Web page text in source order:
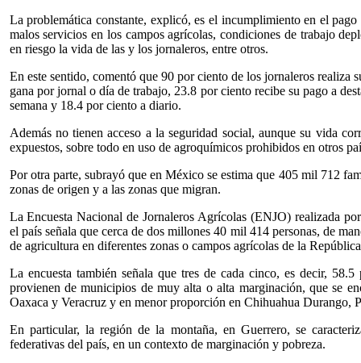
La problemática constante, explicó, es el incumplimiento en el
malos servicios en los campos agrícolas, condiciones de trabajo
en riesgo la vida de las y los jornaleros, entre otros.
En este sentido, comentó que 90 por ciento de los jornaleros
gana por jornal o día de trabajo, 23.8 por ciento recibe su pago a
semana y 18.4 por ciento a diario.
Además no tienen acceso a la seguridad social, aunque su vida
expuestos, sobre todo en uso de agroquímicos prohibidos en otros
Por otra parte, subrayó que en México se estima que 405 mil 712
zonas de origen y a las zonas que migran.
La Encuesta Nacional de Jornaleros Agrícolas (ENJO) realizada
el país señala que cerca de dos millones 40 mil 414 personas, de
de agricultura en diferentes zonas o campos agrícolas de la
La encuesta también señala que tres de cada cinco, es decir,
provienen de municipios de muy alta o alta marginación, que se
Oaxaca y Veracruz y en menor proporción en Chihuahua Durango,
En particular, la región de la montaña, en Guerrero, se
federativas del país, en un contexto de marginación y pobreza.